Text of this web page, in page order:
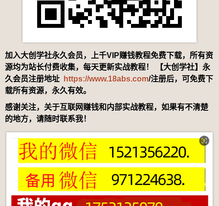
加入大创学社永久会员，上千VIP赚钱教程免费下载，所有资
源均为站长付费收集，每天更新实战教程！ 【大创学社】永
久会员注册地址
https://www.18abs.com/注册后，可免费下
载所有资源，永久有效。
感谢关注，关于互联网赚钱和内部实战教程，如果有不清楚
的地方，请随时联系我！